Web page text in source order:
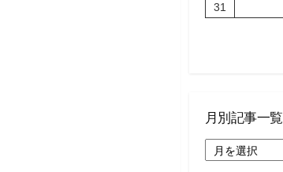
31
月別記事一覧
別